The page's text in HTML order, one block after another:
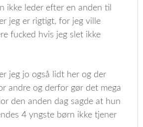
ikke leder efter en anden til
jeg er rigtigt, for jeg ville
fucked hvis jeg slet ikke
jeg jo også lidt her og der
andre og derfor gør det mega
den anden dag sagde at hun
4 yngste børn ikke tjener